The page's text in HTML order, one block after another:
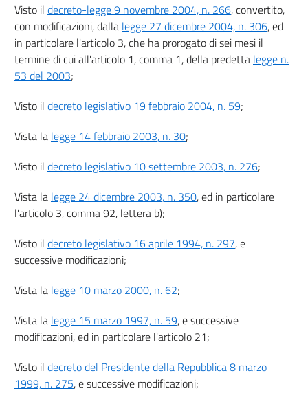
Visto il decreto-legge 9 novembre 2004, n. 266, convertito,
con modificazioni, dalla legge 27 dicembre 2004, n. 306, ed
in particolare l'articolo 3, che ha prorogato di sei mesi il
termine di cui all'articolo 1, comma 1, della predetta legge n.
53 del 2003;
Visto il decreto legislativo 19 febbraio 2004, n. 59;
Vista la legge 14 febbraio 2003, n. 30;
Visto il decreto legislativo 10 settembre 2003, n. 276;
Vista la legge 24 dicembre 2003, n. 350, ed in particolare
l'articolo 3, comma 92, lettera b);
Visto il decreto legislativo 16 aprile 1994, n. 297, e
successive modificazioni;
Vista la legge 10 marzo 2000, n. 62;
Vista la legge 15 marzo 1997, n. 59, e successive
modificazioni, ed in particolare l'articolo 21;
Visto il decreto del Presidente della Repubblica 8 marzo
1999, n. 275, e successive modificazioni;